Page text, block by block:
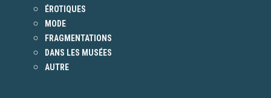
ÉROTIQUES
MODE
FRAGMENTATIONS
DANS LES MUSÉES
AUTRE